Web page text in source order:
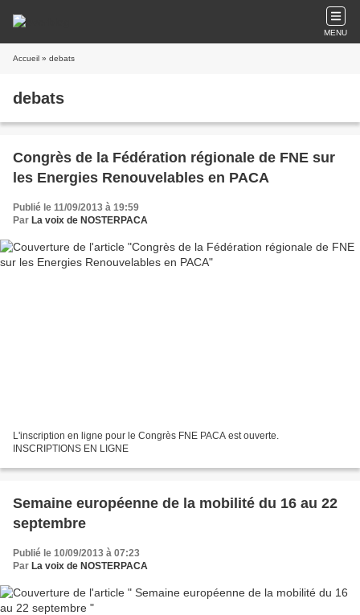
MENU
Accueil » debats
debats
Congrès de la Fédération régionale de FNE sur
les Energies Renouvelables en PACA
Publié le 11/09/2013 à 19:59
Par La voix de NOSTERPACA
L'inscription en ligne pour le Congrès FNE PACA est ouverte.
INSCRIPTIONS EN LIGNE
Semaine européenne de la mobilité du 16 au 22
septembre
Publié le 10/09/2013 à 07:23
Par La voix de NOSTERPACA